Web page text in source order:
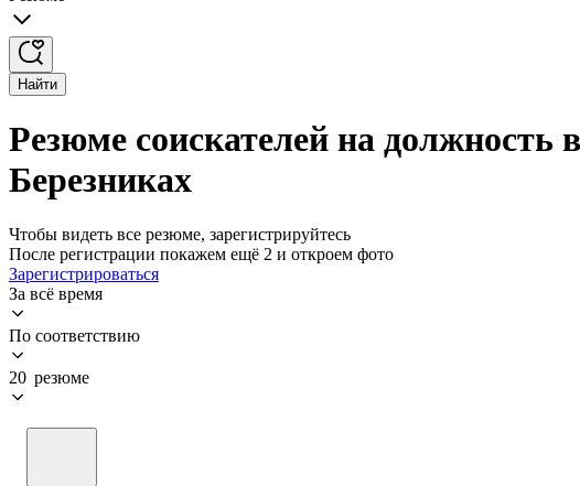
Найти
Резюме соискателей на должность
Березниках
Чтобы видеть все резюме, зарегистрируйтесь
После регистрации покажем ещё 2 и откроем фото
Зарегистрироваться
За всё время
По соответствию
20 резюме